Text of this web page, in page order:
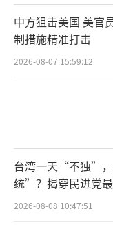
中方狙击美国 美官
制措施精准打击
2026-08-07 15:59:12
台湾一天“不独”
统”？揭穿民进党
2026-08-08 10:47:51